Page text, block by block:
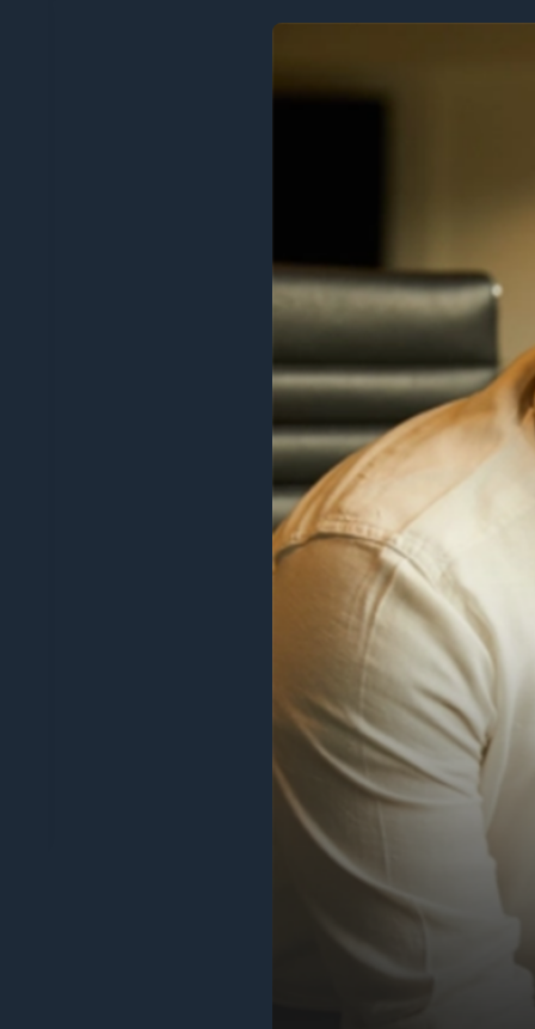
“Da un anno utilizziamo Digify per inviare in
per non dover costruire il nostro strumento
feedback dei clienti e il loro team di assistenza
Principale responsabile di prodotto